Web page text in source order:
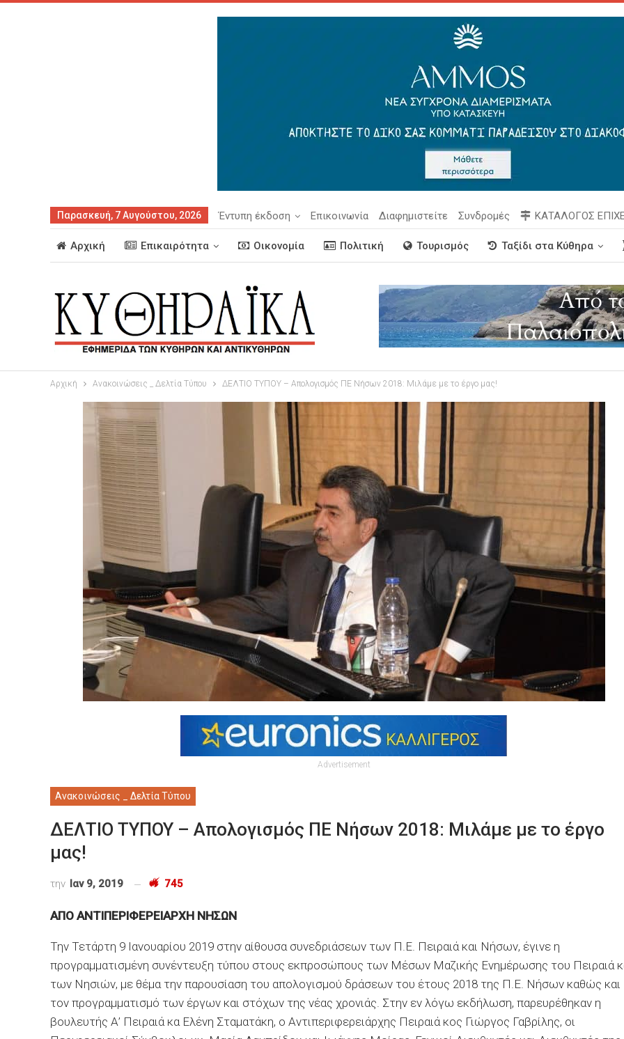
Παρασκευή, 7 Αυγούστου, 2026 Έντυπη έκδοση Επικοινωνία Διαφημιστείτε Συνδρομές ΚΑΤΑΛΟΓΟΣ
Αρχική Επικαιρότητα Οικονομία Πολιτική Τουρισμός Ταξίδι στα Κύθηρα
Αρχική Ανακοινώσεις _ Δελτία Τύπου ΔΕΛΤΙΟ ΤΥΠΟΥ – Απολογισμός ΠΕ Νήσων 2018: Μιλάμε με το έργο μας!
Advertisement
Ανακοινώσεις _ Δελτία Τύπου
ΔΕΛΤΙΟ ΤΥΠΟΥ – Απολογισμός ΠΕ Νήσων 2018: Μιλάμε με το έργο
μας!
την Ιαν 9, 2019 745
ΑΠΟ ΑΝΤΙΠΕΡΙΦΕΡΕΙΑΡΧΗ ΝΗΣΩΝ
Την Τετάρτη 9 Ιανουαρίου 2019 στην αίθουσα συνεδριάσεων των Π.Ε. Πειραιά και Νήσων, έγινε η
προγραμματισμένη συνέντευξη τύπου στους εκπροσώπους των Μέσων Μαζικής Ενημέρωσης του Πειραιά
των Νησιών, με θέμα την παρουσίαση του απολογισμού δράσεων του έτους 2018 της Π.Ε. Νήσων καθώς και
τον προγραμματισμό των έργων και στόχων της νέας χρονιάς. Στην εν λόγω εκδήλωση, παρευρέθηκαν η
βουλευτής Α’ Πειραιά κα Ελένη Σταματάκη, ο Αντιπεριφερειάρχης Πειραιά κος Γιώργος Γαβρίλης, οι